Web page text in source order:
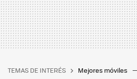
TEMAS DE INTERÉS Mejores móviles